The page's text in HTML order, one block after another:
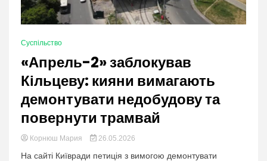
Суспільство
«Апрель-2» заблокував
Кільцеву: кияни вимагають
демонтувати недобудову та
повернути трамвай
Корнюш Мария 26.05.2026
На сайті Київради петиція з вимогою демонтувати